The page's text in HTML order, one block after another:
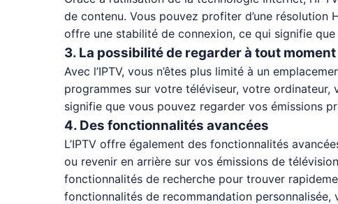
de contenu. Vous pouvez profiter d’une résolution
offre une stabilité de connexion, ce qui signifie
3. La possibilité de regarder à tout moment
Avec l’IPTV, vous n’êtes plus limité à un
programmes sur votre téléviseur, votre
signifie que vous pouvez regarder vos émissions
4. Des fonctionnalités avancées
L’IPTV offre également des fonctionnalités
ou revenir en arrière sur vos émissions de
fonctionnalités de recherche pour trouver
fonctionnalités de recommandation